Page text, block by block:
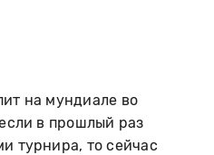
на мундиале во
в прошлый раз
турнира, то сейчас